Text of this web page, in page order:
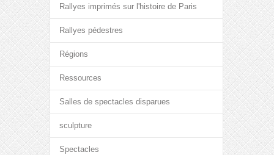
Rallyes imprimés sur l'histoire de Paris
Rallyes pédestres
Régions
Ressources
Salles de spectacles disparues
sculpture
Spectacles